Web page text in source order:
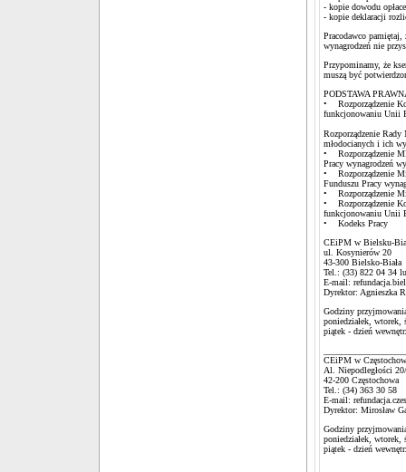
- kopie dowodu
- kopie deklaracji
Pracodawco pamiętaj,
wynagrodzeń nie
Przypominamy, że
muszą być
PODSTAWA
• Rozporządzenie
funkcjonowaniu Unii
Rozporządzenie
młodocianych i ich
• Rozporządzenie
Pracy wynagrodzeń
• Rozporządzenie
Funduszu Pracy
• Rozporządzenie
• Rozporządzenie
funkcjonowaniu Unii
• Kodeks Pracy
CEiPM w Bielsku-
ul. Kosynierów 20
43-300 Bielsko-Biała
Tel.: (33) 822 04 34
E-mail:
Dyrektor: Agnieszka
Godziny
poniedziałek,
piątek - dzień
CEiPM w
Al. Niepodległości
42-200 Częstochowa
Tel.: (34) 363 30 58
E-mail:
Dyrektor: Mirosław
Godziny
poniedziałek,
piątek - dzień